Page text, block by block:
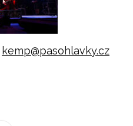
kemp@pasohlavky.cz